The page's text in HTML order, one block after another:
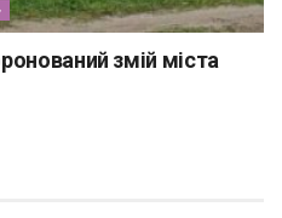
змій міста